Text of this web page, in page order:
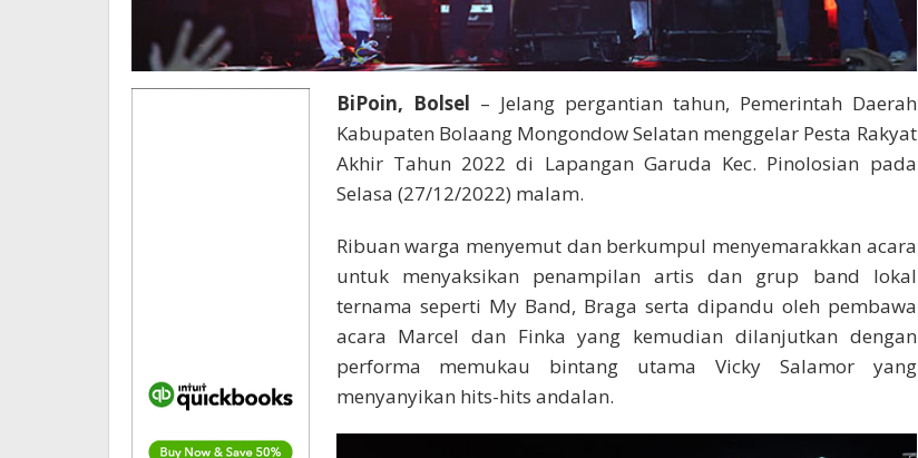
BiPoin, Bolsel – Jelang pergantian tahun, Pemerintah Daerah
Kabupaten Bolaang Mongondow Selatan menggelar Pesta Rakyat
Akhir Tahun 2022 di Lapangan Garuda Kec. Pinolosian pada
Selasa (27/12/2022) malam.
Ribuan warga menyemut dan berkumpul menyemarakkan acara
untuk menyaksikan penampilan artis dan grup band lokal
ternama seperti My Band, Braga serta dipandu oleh pembawa
acara Marcel dan Finka yang kemudian dilanjutkan dengan
performa memukau bintang utama Vicky Salamor yang
menyanyikan hits-hits andalan.